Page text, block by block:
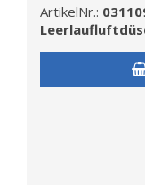
ArtikelNr.: